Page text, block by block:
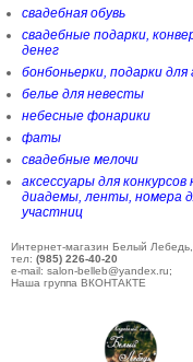
свадебная обувь
свадебные подарки,
денег
бонбоньерки, подарки для
белье для невесты
небесные фонарики
фаты
свадебные мелочи
аксессуары для
диадемы, ленты, номера
участниц
Интернет-магазин Белый Лебедь,
тел: (985) 226-40-20
e-mail: salon-belleb@yandex.ru;
Наша группа ВКОНТАКТЕ